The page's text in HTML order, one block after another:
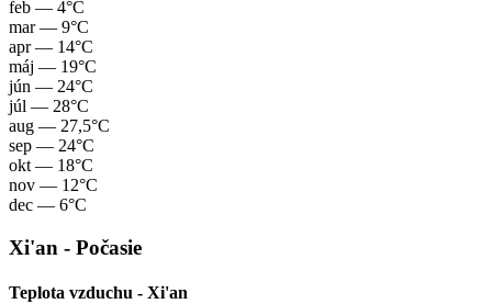
feb — 4°C
mar— 9°C
apr— 14°C
máj — 19°C
jún — 24°C
júl — 28°C
aug — 27,5°C
sep — 24°C
okt— 18°C
nov — 12°C
dec — 6°C
Xi'an - Počasie
Teplota vzduchu - Xi'an